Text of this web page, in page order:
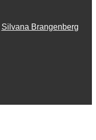
Silvana Brangenberg